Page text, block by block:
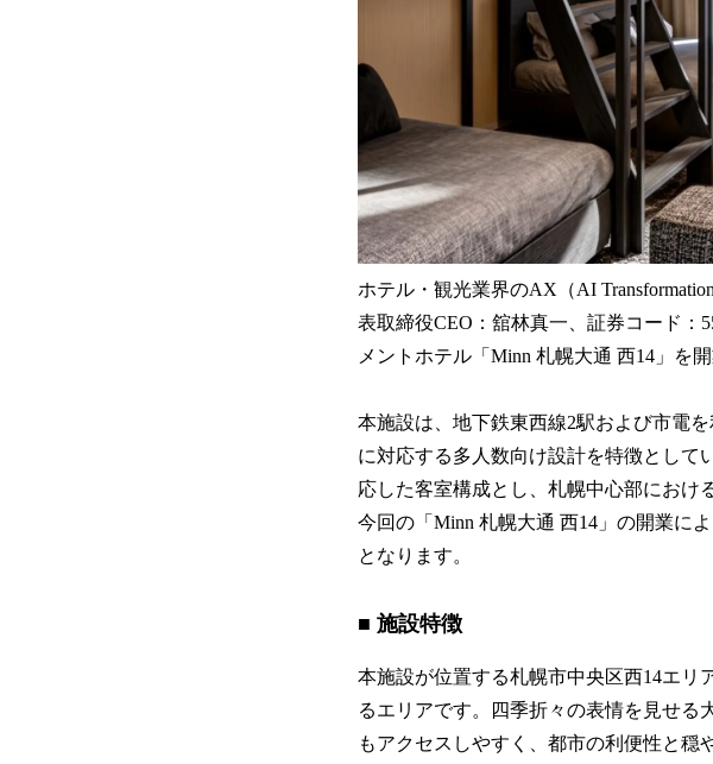
ホテル・観光業界のAX（AI
表取締役CEO：舘林真一、証券コード：
メントホテル「Minn 札幌大通 西14」を開
本施設は、地下鉄東西線2駅および市電
に対応する多人数向け設計を特徴として
応した客室構成とし、札幌中心部におけ
今回の「Minn 札幌大通 西14」の開業に
となります。
■ 施設特徴
本施設が位置する札幌市中央区西14エリ
るエリアです。四季折々の表情を見せる
もアクセスしやすく、都市の利便性と穏